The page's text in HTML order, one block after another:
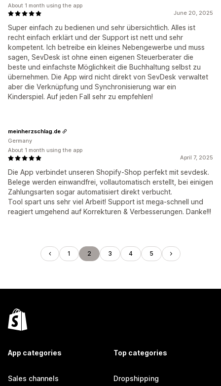
June 20, 2025
Super einfach zu bedienen und sehr übersichtlich. Alles ist
recht einfach erklärt und der Support ist nett und sehr
kompetent. Ich betreibe ein kleines Nebengewerbe und muss
sagen, SevDesk ist ohne einen eigenen Steuerberater die
beste und einfachste Möglichkeit die Buchhaltung selbst zu
übernehmen. Die App wird nicht direkt von SevDesk verwaltet
aber die Verknüpfung und Synchronisierung war ein
Kinderspiel. Auf jeden Fall sehr zu empfehlen!
About 1 month using the app
April 7, 2025
Die App verbindet unseren Shopify-Shop perfekt mit sevdesk.
Belege werden einwandfrei, vollautomatisch erstellt, bei einigen
Zahlungsarten sogar automatisiert direkt verbucht.
Tool spart uns sehr viel Arbeit! Support ist mega-schnell und
reagiert umgehend auf Korrekturen & Verbesserungen. Danke!!!
meinherzschlag.de
Germany
About 1 month using the app
1 2 3 4 5
App categories
Sales channels
Top categories
Dropshipping